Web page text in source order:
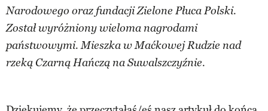
Narodowego oraz fundacji Zielone Płuca Polski.
Został wyróżniony wieloma nagrodami
państwowymi. Mieszka w Maćkowej Rudzie nad
rzeką Czarną Hańczą na Suwalszczyźnie.